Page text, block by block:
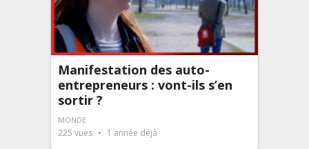
Manifestation des auto-
entrepreneurs : vont-ils s’en
sortir ?
MONDE
225 vues 1 année déjà